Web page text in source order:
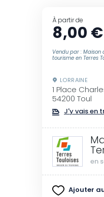
À partir de
8,00 €
Vendu par : Maison
tourisme en Terres
LORRAINE
1 Place
54200 Toul
J'y vais en
en
Ajouter